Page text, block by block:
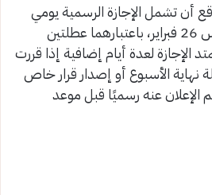
من المتوقع أن تشمل الإجازة الرسمية يومي
الأربعاء 25 فبراير والخميس 26 فبراير، باعتبارهما عطلتين
الإجازة لعدة أيام إضافية إذا قررت
الأسبوع أو إصدار قرار خاص
الإعلان عنه رسميًا قبل موعد